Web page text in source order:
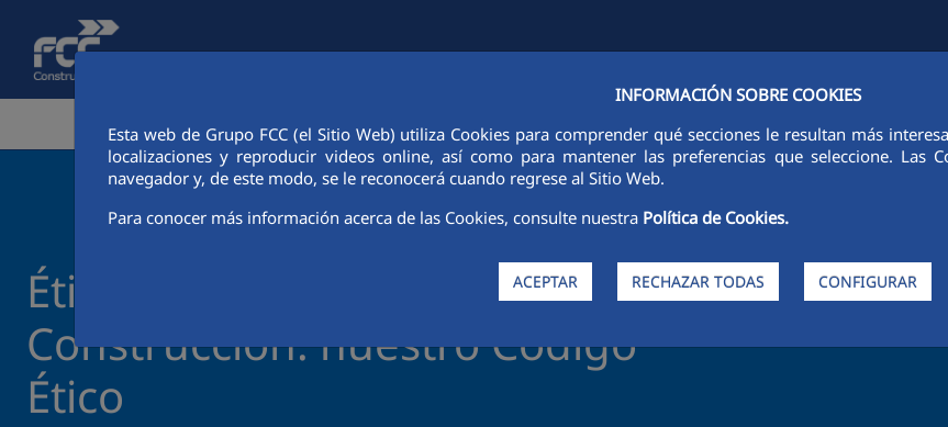
Saltar al contenido principal
INFORMACIÓN SOBRE COOKIES
Esta web de Grupo FCC (el Sitio Web) utiliza Cookies para comprender qué secciones le resultan más
localizaciones y reproducir videos online, así como para mantener las preferencias que seleccione. Las
navegador y, de este modo, se le reconocerá cuando regrese al Sitio Web.
Para conocer más información acerca de las Cookies, consulte nuestra Política de Cookies.
ACEPTAR RECHAZAR TODAS CONFIGURAR
ÁREA CORPORATIVA ACTIVIDADES CIUDAD FCC FCCCO EN EL MUNDO SOSTENIBILIDAD ÉTICA E
Ética y cumplimiento en FCC
Construcción: nuestro Código
Ético